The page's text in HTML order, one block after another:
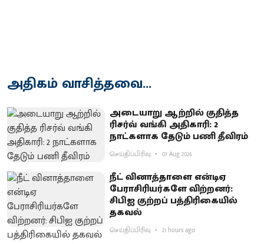
அதிகம் வாசித்தவை...
அடையாறு ஆற்றில் குதித்த
ரிசர்வ் வங்கி அதிகாரி: 2
நாட்களாக தேடும் பணி தீவிரம்
செய்திப்பிரிவு 07 Aug 2026
நீட் வினாத்தாளை என்டிஏ
பேராசிரியர்களே விற்றனர்:
சிபிஐ குற்றப் பத்திரிகையில்
தகவல்
செய்திப்பிரிவு 21 hours ago